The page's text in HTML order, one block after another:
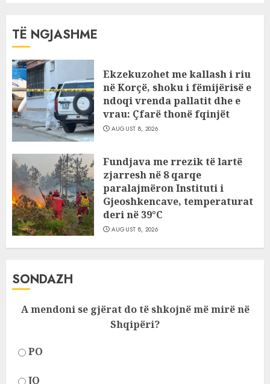
TË NGJASHME
Ekzekuzohet me kallash i riu
në Korçë, shoku i fëmijërisë e
ndoqi vrenda pallatit dhe e
vrau: Çfarë thonë fqinjët
AUGUST 8, 2026
Fundjava me rrezik të lartë
zjarresh në 8 qarqe
paralajmëron Instituti i
Gjeoshkencave, temperaturat
deri në 39°C
AUGUST 8, 2026
SONDAZH
A mendoni se gjërat do të shkojnë më mirë në
Shqipëri?
PO
JO